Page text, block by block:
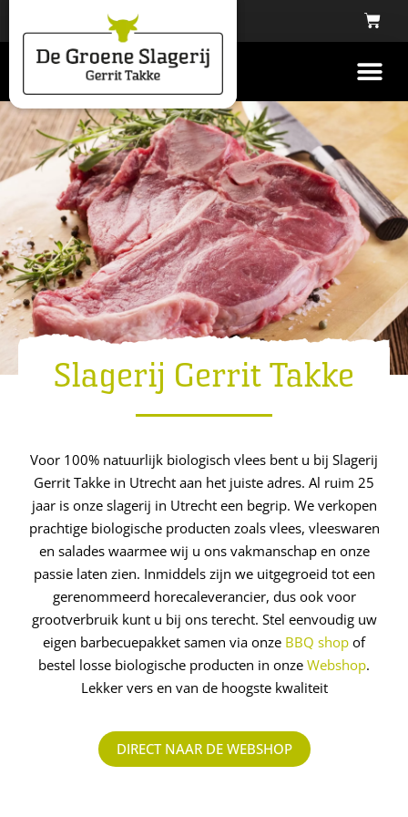
Slagerij Gerrit Takke
Voor 100% natuurlijk biologisch vlees bent u bij Slagerij
Gerrit Takke in Utrecht aan het juiste adres. Al ruim 25
jaar is onze slagerij in Utrecht een begrip. We verkopen
prachtige biologische producten zoals vlees, vleeswaren
en salades waarmee wij u ons vakmanschap en onze
passie laten zien. Inmiddels zijn we uitgegroeid tot een
gerenommeerd ­horecaleverancier, dus ook voor
grootverbruik kunt u bij ons terecht. Stel eenvoudig uw
eigen barbecuepakket samen via onze BBQ shop of
bestel losse biologische producten in onze Webshop.
Lekker vers en van de hoogste kwaliteit
DIRECT NAAR DE WEBSHOP